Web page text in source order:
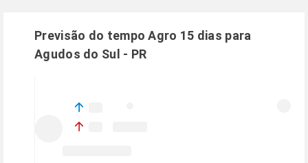
Previsão do tempo Agro 15 dias para
Agudos do Sul - PR